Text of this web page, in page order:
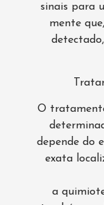
sinais para
mente
O
depende do
exata
a